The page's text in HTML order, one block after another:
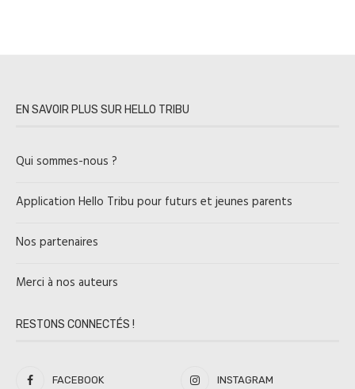
EN SAVOIR PLUS SUR HELLO TRIBU
Qui sommes-nous ?
Application Hello Tribu pour futurs et jeunes parents
Nos partenaires
Merci à nos auteurs
RESTONS CONNECTÉS !
FACEBOOK INSTAGRAM